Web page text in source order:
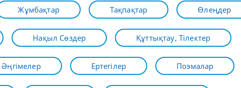
Жұмбақтар Тақпақтар Өлеңдер
Нақыл Сөздер Құттықтау, Тілектер
Әңгімелер Ертегілер Поэмалар